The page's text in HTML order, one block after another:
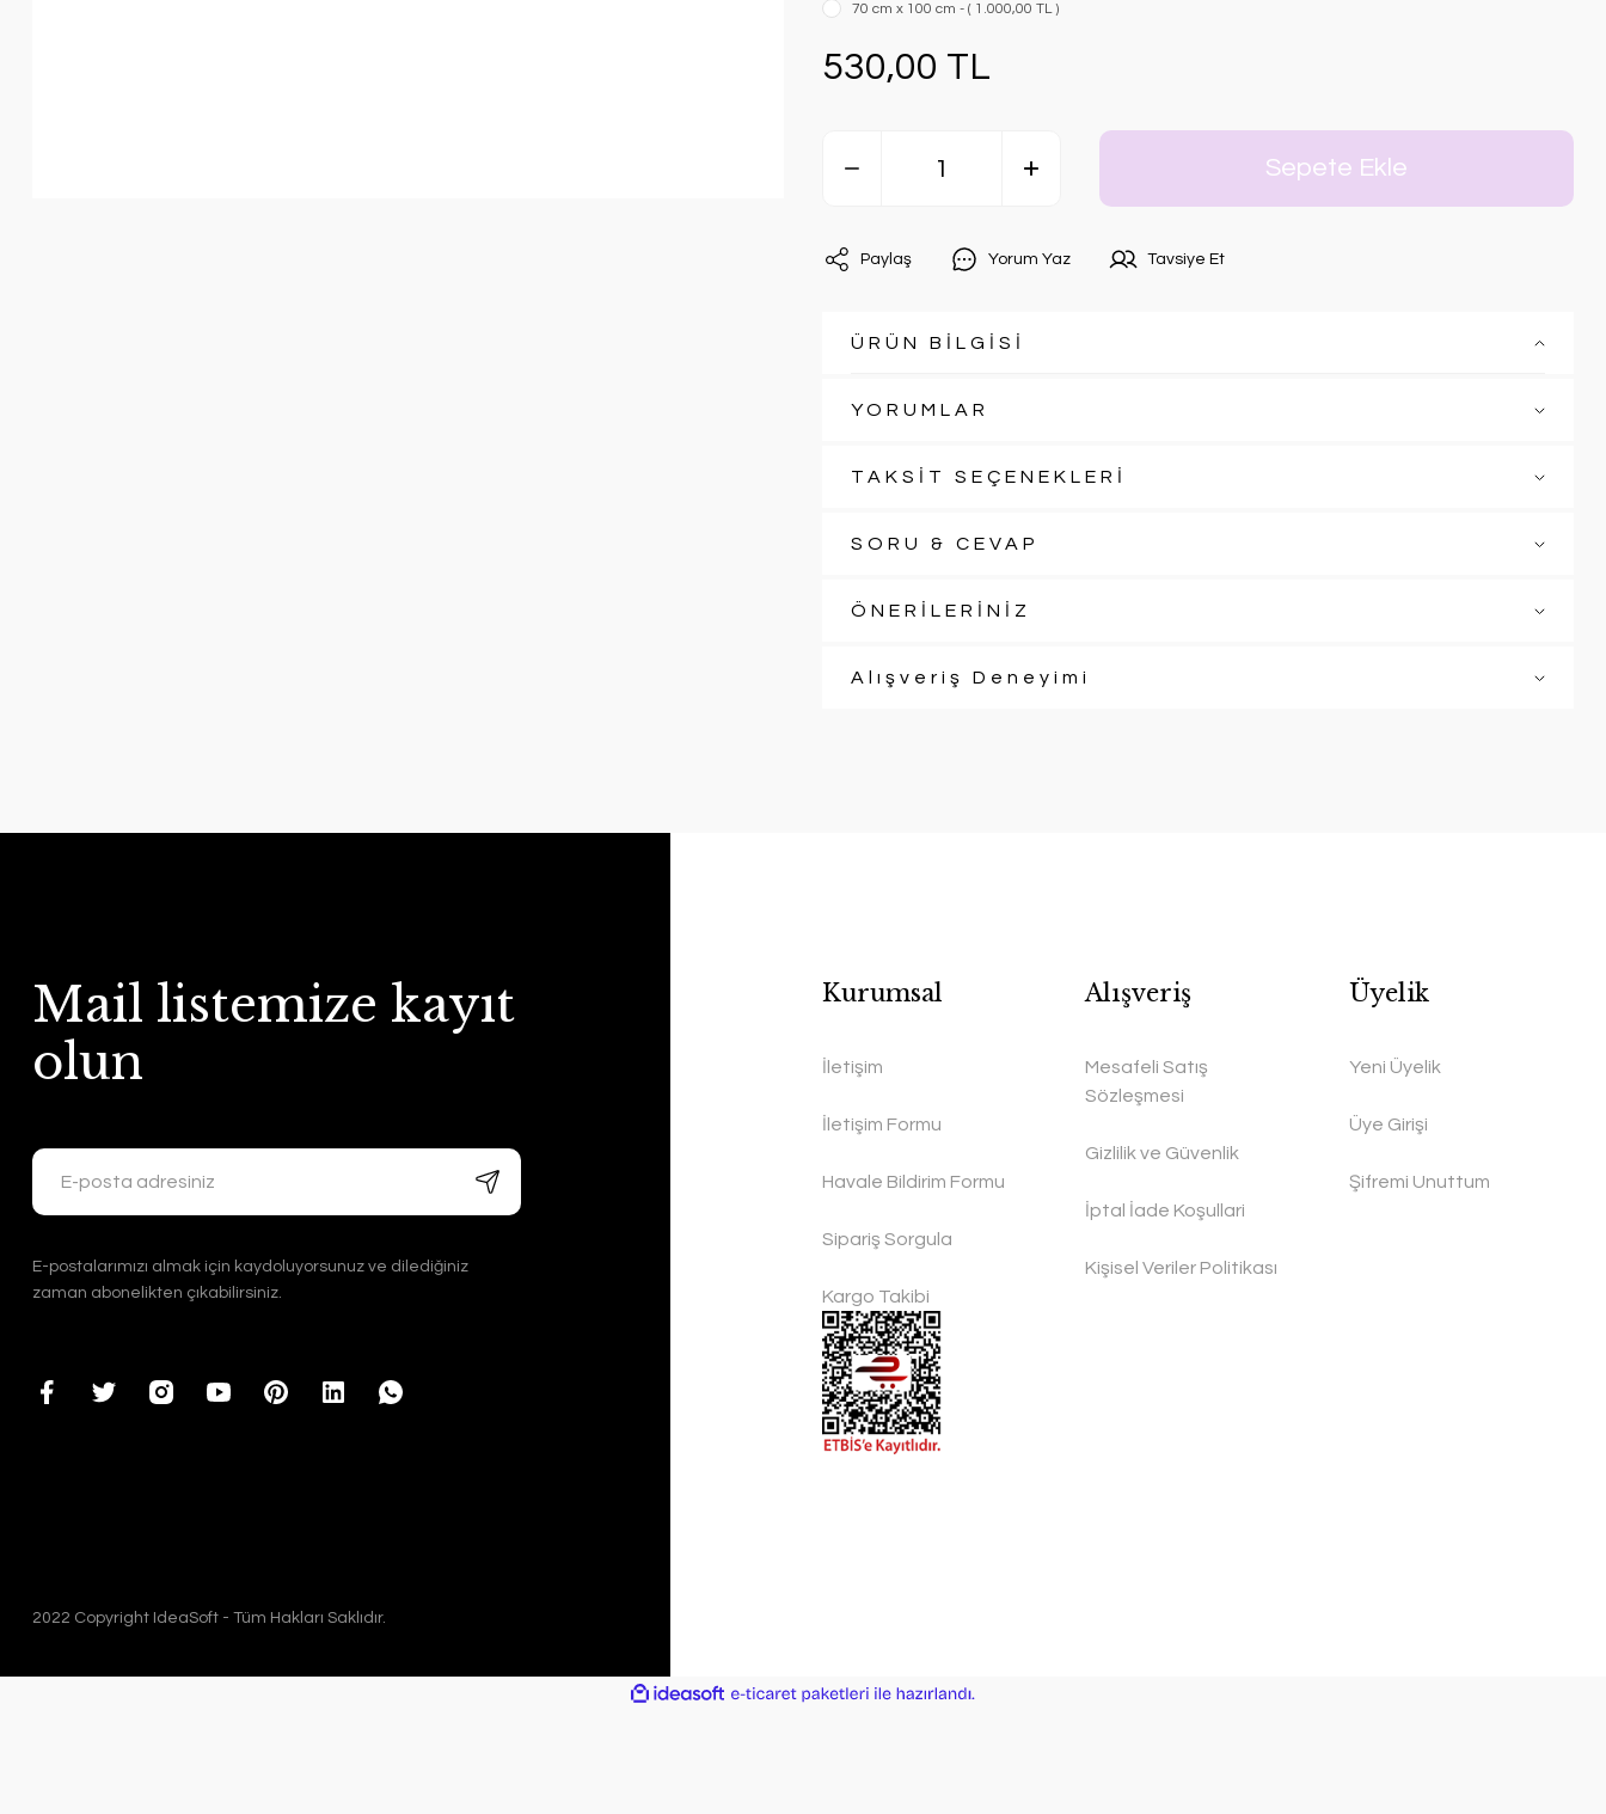
70 cm x 100 cm - ( 1.000,00 TL )
530,00 TL
Sepete Ekle
Paylaş Yorum Yaz Tavsiye Et
ÜRÜN BİLGİSİ
YORUMLAR
TAKSİT SEÇENEKLERİ
SORU & CEVAP
ÖNERİLERİNİZ
Alışveriş Deneyimi
Mail listemize kayıt
olun
E-postalarımızı almak için kaydoluyorsunuz ve dilediğiniz
zaman abonelikten çıkabilirsiniz.
Kurumsal
İletişim
İletişim Formu
Havale Bildirim Formu
Sipariş Sorgula
Kargo Takibi
Alışveriş
Mesafeli Satış
Sözleşmesi
Gizlilik ve Güvenlik
İptal İade Koşullari
Kişisel Veriler Politikası
Üyelik
Yeni Üyelik
Üye Girişi
Şifremi Unuttum
2022 Copyright IdeaSoft - Tüm Hakları Saklıdır.
ideasoft
e-